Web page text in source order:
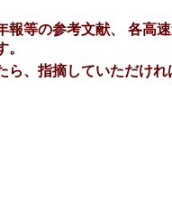
報等の参考文献、 各高
ら、指摘していただけ